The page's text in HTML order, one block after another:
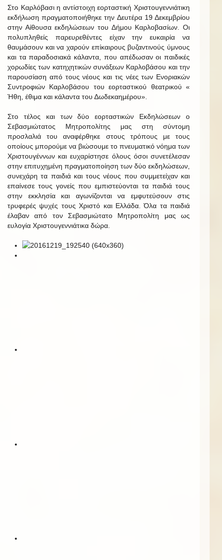
Στο Καρλόβασι η αντίστοιχη εορταστική Χριστουγεννιάτικη
εκδήλωση πραγματοποιήθηκε την Δευτέρα 19 Δεκεμβρίου
στην Αίθουσα εκδηλώσεων του Δήμου Καρλοβασίων. Οι
πολυπληθείς παρευρεθέντες είχαν την ευκαιρία να
θαυμάσουν και να χαρούν επίκαιρους βυζαντινούς ύμνους
και τα παραδοσιακά κάλαντα, που απέδωσαν οι παιδικές
χορωδίες των κατηχητικών συνάξεων Καρλοβάσου και την
παρουσίαση από τους νέους και τις νέες των Ενοριακών
Συντροφιών Καρλοβάσου του εορταστικού θεατρικού «
Ήθη, έθιμα και κάλαντα του Δωδεκαημέρου».
Στο τέλος και των δύο εορταστικών Εκδηλώσεων ο
Σεβασμιώτατος Μητροπολίτης μας στη σύντομη
προσλαλιά του αναφέρθηκε στους τρόπους με τους
οποίους μπορούμε να βιώσουμε το πνευματικό νόημα των
Χριστουγέννων και ευχαρίστησε όλους όσοι συνετέλεσαν
στην επιτυχημένη πραγματοποίηση των δύο εκδηλώσεων,
συνεχάρη τα παιδιά και τους νέους που συμμετείχαν και
επαίνεσε τους γονείς που εμπιστεύονται τα παιδιά τους
στην εκκλησία και αγωνίζονται να εμφυτεύσουν στις
τρυφερές ψυχές τους Χριστό και Ελλάδα. Όλα τα παιδιά
έλαβαν από τον Σεβασμιώτατο Μητροπολίτη μας ως
ευλογία Χριστουγεννιάτικα δώρα.